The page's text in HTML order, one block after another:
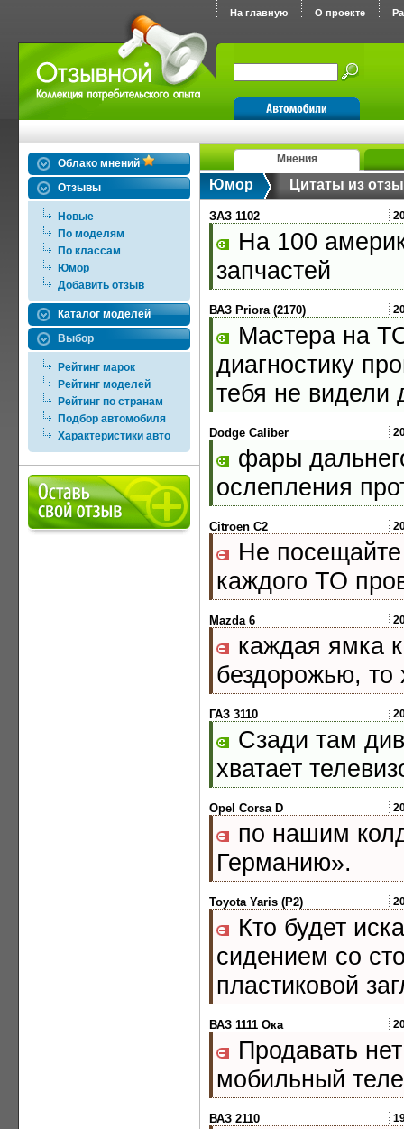
На главную О проекте
Облако мнений
Отзывы
Новые
По моделям
По классам
Юмор
Добавить отзыв
Каталог моделей
Выбор
Рейтинг марок
Рейтинг моделей
Рейтинг по странам
Подбор автомобиля
Характеристики авто
Мнения
Юмор Цитаты из
ЗАЗ 1102
На 100
запчастей
ВАЗ Priora (2170)
Мастера на
диагностику
тебя не видели
Dodge Caliber
фары
ослепления
Citroen C2
Не
каждого ТО
Mazda 6
каждая ямка
бездорожью, то
ГАЗ 3110
Сзади там
хватает
Opel Corsa D
по нашим
Германию».
Toyota Yaris (P2)
Кто будет
сидением со
пластиковой
ВАЗ 1111 Ока
Продавать
мобильный
ВАЗ 2110